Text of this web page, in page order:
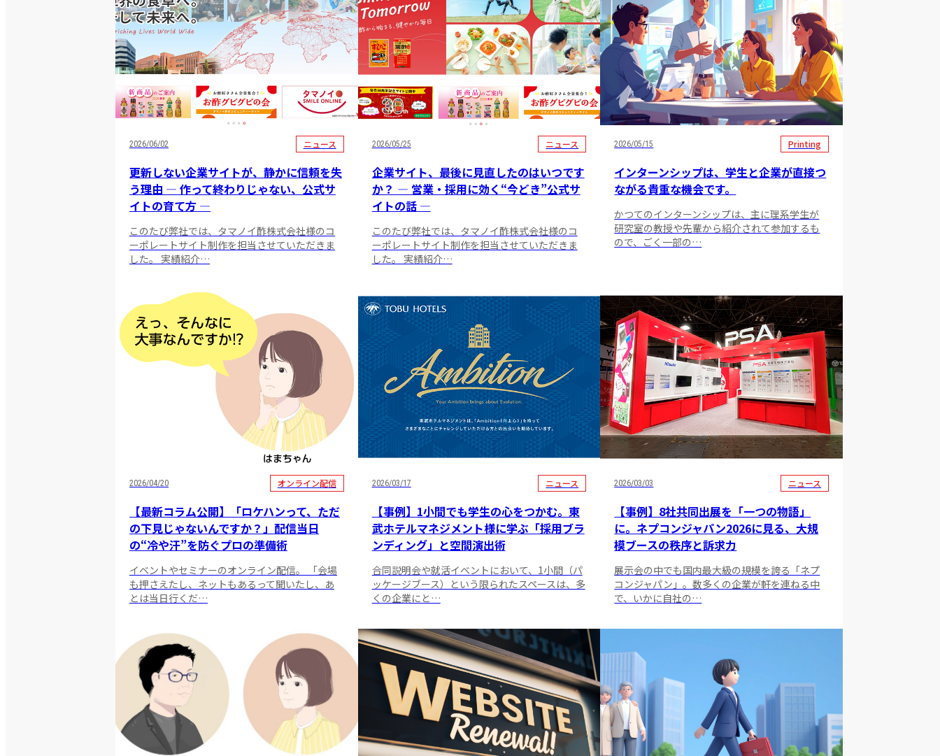
2026/06/02 ニュース
更新しない企業サイトが、静かに信頼を失
う理由 ― 作って終わりじゃない、公式サ
イトの育て方 ―
このたび弊社では、タマノイ酢株式会社様のコ
ーポレートサイト制作を担当させていただきま
した。 実績紹介…
2026/05/25 ニュース
企業サイト、最後に見直したのはいつです
か？ ― 営業・採用に効く“今どき”公式サ
イトの話 ―
このたび弊社では、タマノイ酢株式会社様のコ
ーポレートサイト制作を担当させていただきま
した。 実績紹介…
2026/05/15 Printing
インターンシップは、学生と企業が直接つ
ながる貴重な機会です。
かつてのインターンシップは、主に理系学生が
研究室の教授や先輩から紹介されて参加するも
ので、ごく一部の…
2026/04/20 オンライン配信
【最新コラム公開】「ロケハンって、ただ
の下見じゃないんですか？」配信当日
の“冷や汗”を防ぐプロの準備術
イベントやセミナーのオンライン配信。 「会場
も押さえたし、ネットもあるって聞いたし、あ
とは当日行くだ…
2026/03/17 ニュース
【事例】1小間でも学生の心をつかむ。東
武ホテルマネジメント様に学ぶ「採用ブラ
ンディング」と空間演出術
合同説明会や就活イベントにおいて、1小間（パ
ッケージブース）という限られたスペースは、多
くの企業にと…
2026/03/03 ニュース
【事例】8社共同出展を「一つの物語」
に。ネプコンジャパン2026に見る、大規
模ブースの秩序と訴求力
展示会の中でも国内最大級の規模を誇る「ネプ
コンジャパン」。数多くの企業が軒を連ねる中
で、いかに自社の…